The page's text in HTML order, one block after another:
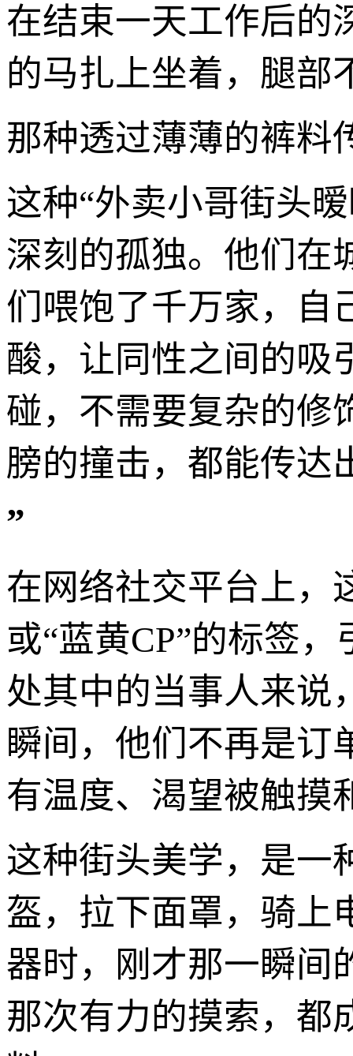
在结束一天工作后的
的马扎上坐着，腿部
那种透过薄薄的裤料
这种“外卖小哥街头
深刻的孤独。他们在
们喂饱了千万家，自
酸，让同性之间的吸
碰，不需要复杂的修
膀的撞击，都能传达
”
在网络社交平台上，
或“蓝黄CP”的标签
处其中的当事人来说
瞬间，他们不再是订
有温度、渴望被触摸
这种街头美学，是一
盔，拉下面罩，骑上
器时，刚才那一瞬
那次有力的摸索，都